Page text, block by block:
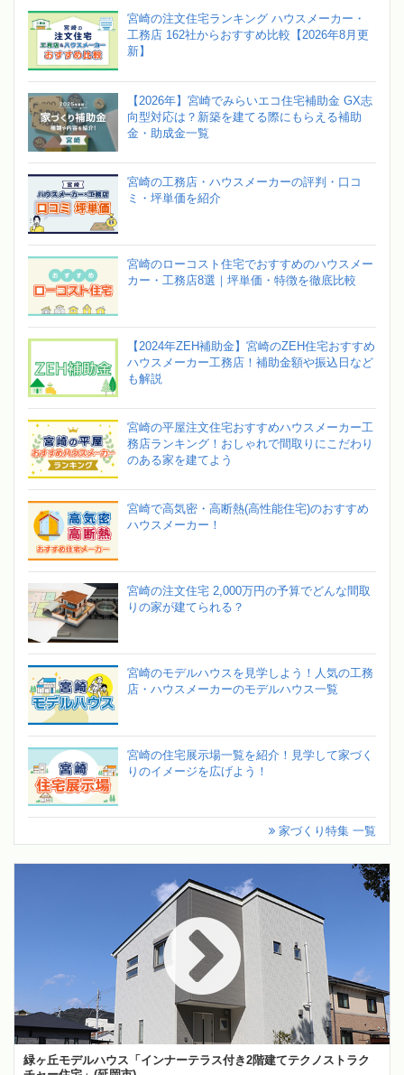
宮崎の注文住宅ランキング ハウスメーカー・
工務店 162社からおすすめ比較【2026年8月更
新】
【2026年】宮崎でみらいエコ住宅補助金 GX志
向型対応は？新築を建てる際にもらえる補助
金・助成金一覧
宮崎の工務店・ハウスメーカーの評判・口コ
ミ・坪単価を紹介
宮崎のローコスト住宅でおすすめのハウスメー
カー・工務店8選｜坪単価・特徴を徹底比較
【2024年ZEH補助金】宮崎のZEH住宅おすすめ
ハウスメーカー工務店！補助金額や振込日など
も解説
宮崎の平屋注文住宅おすすめハウスメーカー工
務店ランキング！おしゃれで間取りにこだわり
のある家を建てよう
宮崎で高気密・高断熱(高性能住宅)のおすすめ
ハウスメーカー！
宮崎の注文住宅 2,000万円の予算でどんな間取
りの家が建てられる？
宮崎のモデルハウスを見学しよう！人気の工務
店・ハウスメーカーのモデルハウス一覧
宮崎の住宅展示場一覧を紹介！見学して家づく
りのイメージを広げよう！
家づくり特集 一覧
緑ヶ丘モデルハウス「インナーテラス付き2階建てテクノストラク